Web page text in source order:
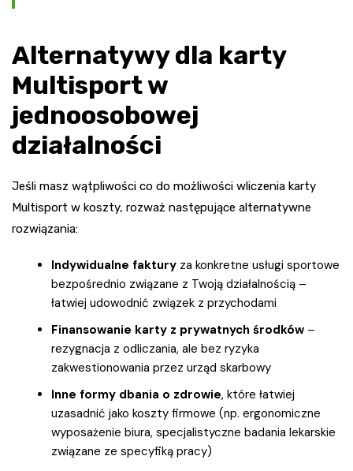
Alternatywy dla karty
Multisport w
jednoosobowej
działalności
Jeśli masz wątpliwości co do możliwości wliczenia karty
Multisport w koszty, rozważ następujące alternatywne
rozwiązania:
Indywidualne faktury za konkretne usługi sportowe
bezpośrednio związane z Twoją działalnością –
łatwiej udowodnić związek z przychodami
Finansowanie karty z prywatnych środków –
rezygnacja z odliczania, ale bez ryzyka
zakwestionowania przez urząd skarbowy
Inne formy dbania o zdrowie, które łatwiej
uzasadnić jako koszty firmowe (np. ergonomiczne
wyposażenie biura, specjalistyczne badania lekarskie
związane ze specyfiką pracy)